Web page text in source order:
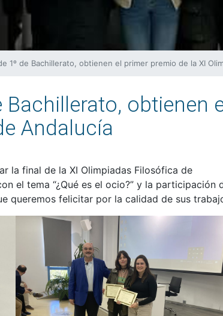
1º de Bachillerato, obtienen el primer premio de la XI
Bachillerato, obtienen
Andalucía
la final de la XI Olimpiadas Filosófica de
el tema “¿Qué es el ocio?” y la participación
queremos felicitar por la calidad de sus